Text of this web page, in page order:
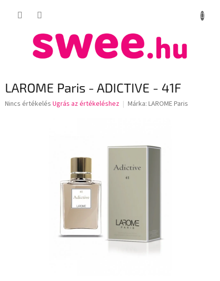
KOSÁR
LAROME Paris - ADICTIVE - 41F
A
Nincs értékelés Ugrás az értékeléshez Márka: LAROME Paris